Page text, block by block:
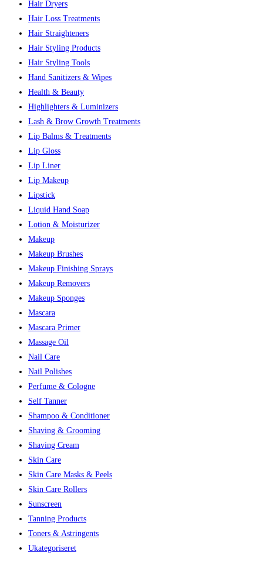
Hair Dryers
Hair Loss Treatments
Hair Straighteners
Hair Styling Products
Hair Styling Tools
Hand Sanitizers & Wipes
Health & Beauty
Highlighters & Luminizers
Lash & Brow Growth Treatments
Lip Balms & Treatments
Lip Gloss
Lip Liner
Lip Makeup
Lipstick
Liquid Hand Soap
Lotion & Moisturizer
Makeup
Makeup Brushes
Makeup Finishing Sprays
Makeup Removers
Makeup Sponges
Mascara
Mascara Primer
Massage Oil
Nail Care
Nail Polishes
Perfume & Cologne
Self Tanner
Shampoo & Conditioner
Shaving & Grooming
Shaving Cream
Skin Care
Skin Care Masks & Peels
Skin Care Rollers
Sunscreen
Tanning Products
Toners & Astringents
Ukategoriseret